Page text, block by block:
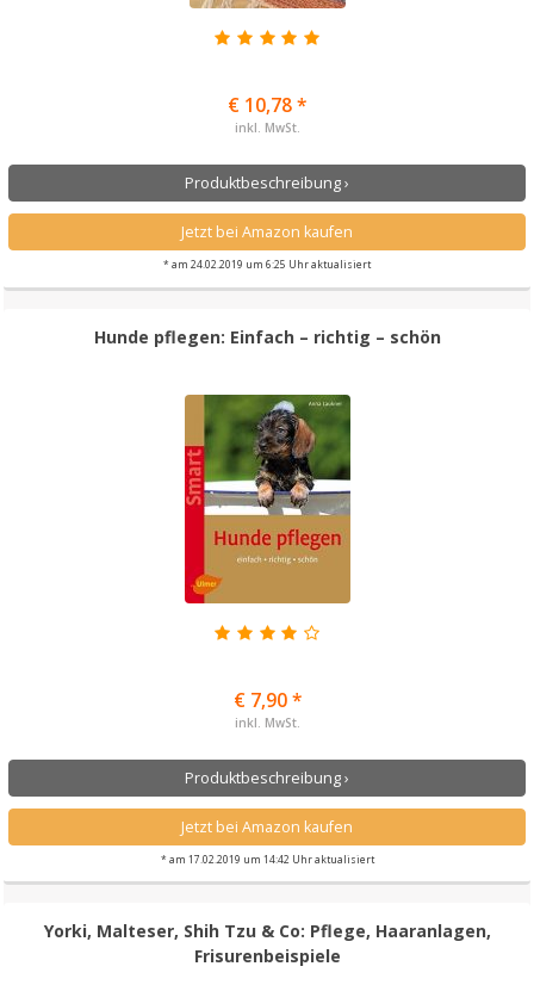
€ 10,78 *
inkl. MwSt.
Produktbeschreibung ›
Jetzt bei Amazon kaufen
* am 24.02.2019 um 6:25 Uhr aktualisiert
Hunde pflegen: Einfach – richtig – schön
€ 7,90 *
inkl. MwSt.
Produktbeschreibung ›
Jetzt bei Amazon kaufen
* am 17.02.2019 um 14:42 Uhr aktualisiert
Yorki, Malteser, Shih Tzu & Co: Pflege, Haaranlagen,
Frisurenbeispiele